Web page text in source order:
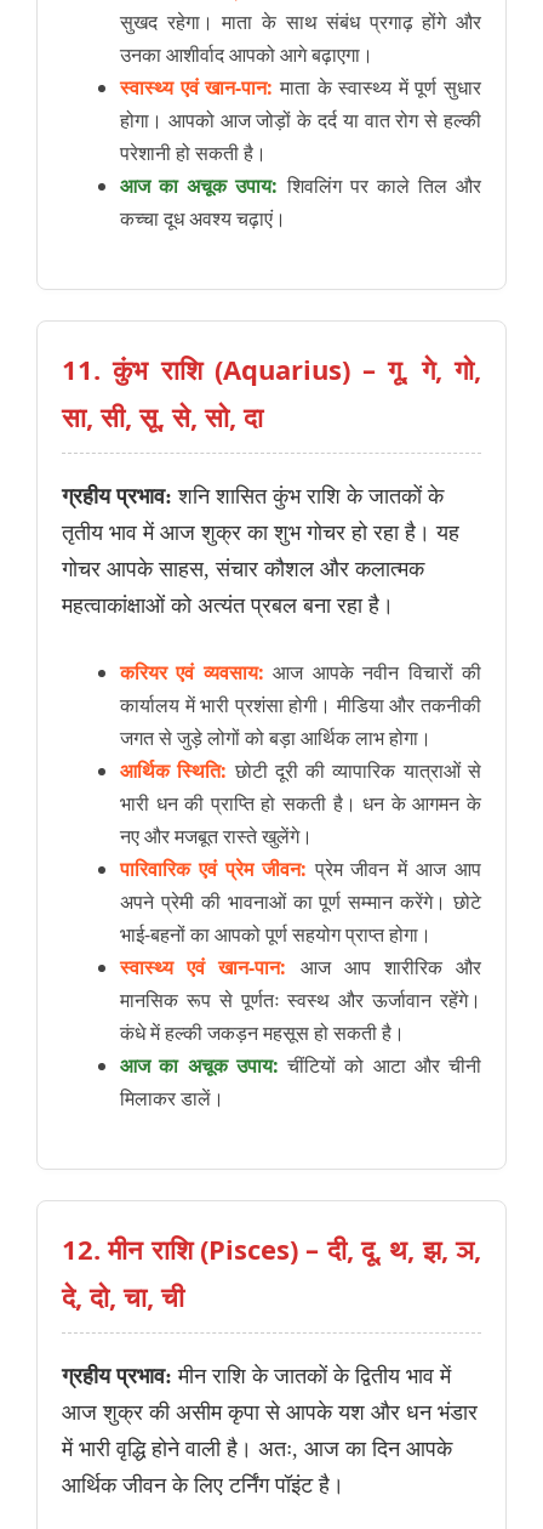
सुखद रहेगा। माता के साथ संबंध प्रगाढ़ होंगे और
उनका आशीर्वाद आपको आगे बढ़ाएगा।
स्वास्थ्य एवं खान-पान: माता के स्वास्थ्य में पूर्ण सुधार
होगा। आपको आज जोड़ों के दर्द या वात रोग से हल्की
परेशानी हो सकती है।
आज का अचूक उपाय: शिवलिंग पर काले तिल और
कच्चा दूध अवश्य चढ़ाएं।
11. कुंभ राशि (Aquarius) – गू, गे, गो,
सा, सी, सू, से, सो, दा
ग्रहीय प्रभाव: शनि शासित कुंभ राशि के जातकों के
तृतीय भाव में आज शुक्र का शुभ गोचर हो रहा है। यह
गोचर आपके साहस, संचार कौशल और कलात्मक
महत्वाकांक्षाओं को अत्यंत प्रबल बना रहा है।
करियर एवं व्यवसाय: आज आपके नवीन विचारों की
कार्यालय में भारी प्रशंसा होगी। मीडिया और तकनीकी
जगत से जुड़े लोगों को बड़ा आर्थिक लाभ होगा।
आर्थिक स्थिति: छोटी दूरी की व्यापारिक यात्राओं से
भारी धन की प्राप्ति हो सकती है। धन के आगमन के
नए और मजबूत रास्ते खुलेंगे।
पारिवारिक एवं प्रेम जीवन: प्रेम जीवन में आज आप
अपने प्रेमी की भावनाओं का पूर्ण सम्मान करेंगे। छोटे
भाई-बहनों का आपको पूर्ण सहयोग प्राप्त होगा।
स्वास्थ्य एवं खान-पान: आज आप शारीरिक और
मानसिक रूप से पूर्णतः स्वस्थ और ऊर्जावान रहेंगे।
कंधे में हल्की जकड़न महसूस हो सकती है।
आज का अचूक उपाय: चींटियों को आटा और चीनी
मिलाकर डालें।
12. मीन राशि (Pisces) – दी, दू, थ, झ, ञ,
दे, दो, चा, ची
ग्रहीय प्रभाव: मीन राशि के जातकों के द्वितीय भाव में
आज शुक्र की असीम कृपा से आपके यश और धन भंडार
में भारी वृद्धि होने वाली है। अतः, आज का दिन आपके
आर्थिक जीवन के लिए टर्निंग पॉइंट है।